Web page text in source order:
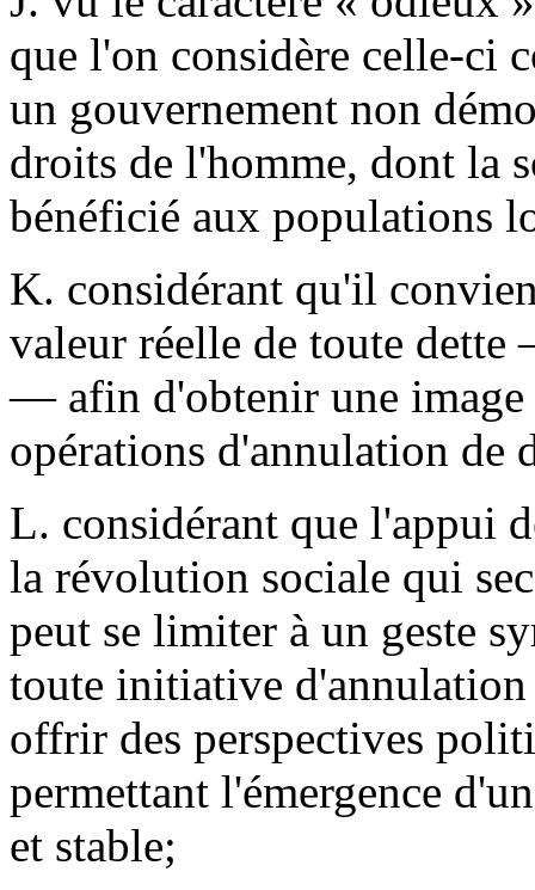
que l'on considère celle-ci
un gouvernement non
droits de l'homme, dont la
bénéficié aux populations
K. considérant qu'il
valeur réelle de toute
— afin d'obtenir une image
opérations d'annulation de
L. considérant que l'appui
la révolution sociale qui
peut se limiter à un geste
toute initiative
offrir des perspectives
permettant l'émergence
et stable;